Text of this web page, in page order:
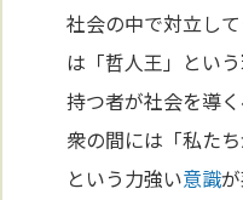
社会の中で対立して
は「哲人王」とい
持つ者が社会を導
衆の間には「私た
という力強い意識